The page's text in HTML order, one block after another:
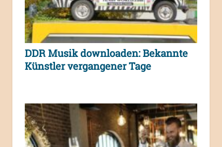
DDR Musik downloaden: Bekannte
Künstler vergangener Tage